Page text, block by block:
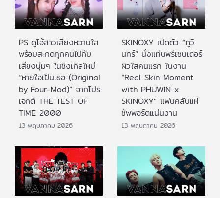
PS ดูโอ้สาวเสียงหวานใส
พร้อมสะกดทุกคนไปกับ
เสียงนุ่มๆ ในซิงเกิลใหม่
“หายใจเป็นเธอ (Original
by Four-Mod)” จากโปร
เจกต์ THE TEST OF
TIME 2000
13 พฤษภาคม 2026
SKINOXY เปิดตัว “ภูวิ
นทร์” นั่งแท่นพรีเซนเตอร์
ผิวใสคนแรก ในงาน
“Real Skin Moment
with PHUWIN x
SKINOXY” แฟนคลับแห่
ซัพพอร์ตแน่นงาน
13 พฤษภาคม 2026